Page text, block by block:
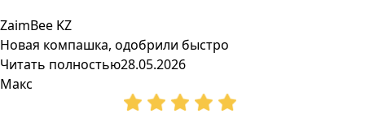
ZaimBee KZ
Новая компашка, одобрили быстро
Читать полностью28.05.2026
Макс